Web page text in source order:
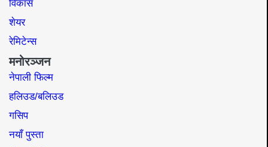
विकास
शेयर
रेमिटेन्स
मनोरञ्जन
नेपाली फिल्म
हलिउड/बलिउड
गसिप
नयाँ पुस्ता